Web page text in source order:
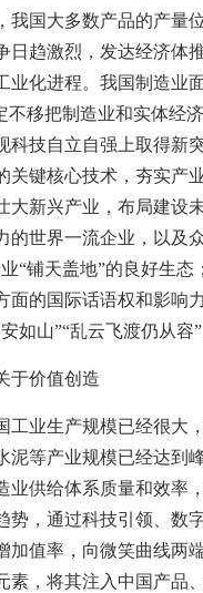
我国大多数产品的产量
日趋激烈，发达经济体
业化进程。我国制造业
不移把制造业和实体经
科技自立自强上取得新
关键核心技术，夯实产
大新兴产业，布局建设
的世界一流企业，以及
“铺天盖地”的良好生
面的国际话语权和影响
如山”“乱云飞渡仍从容
于价值创造
工业生产规模已经很大
泥等产业规模已经达到
业供给体系质量和效率
势，通过科技引领、数
加值率，向微笑曲线两
素，将其注入中国产品